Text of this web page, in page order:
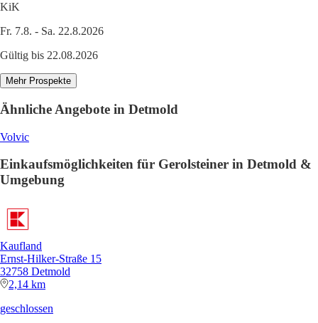
KiK
Fr. 7.8. - Sa. 22.8.2026
Gültig bis 22.08.2026
Mehr Prospekte
Ähnliche Angebote in Detmold
Volvic
Einkaufsmöglichkeiten für Gerolsteiner in Detmold &
Umgebung
Kaufland
Ernst-Hilker-Straße 15
32758 Detmold
2,14 km
geschlossen